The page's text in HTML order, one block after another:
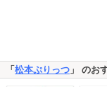
「 松本ぷりっつ 」 のお